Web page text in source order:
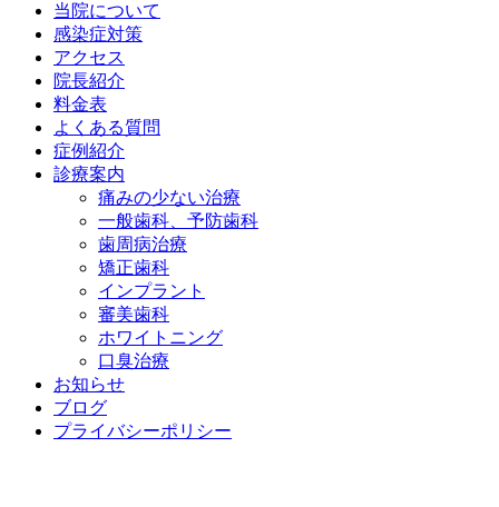
当院について
感染症対策
アクセス
院長紹介
料金表
よくある質問
症例紹介
診療案内
痛みの少ない治療
一般歯科、予防歯科
歯周病治療
矯正歯科
インプラント
審美歯科
ホワイトニング
口臭治療
お知らせ
ブログ
プライバシーポリシー